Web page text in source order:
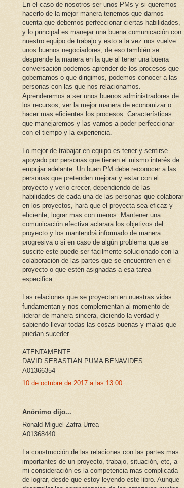
En el caso de nosotros ser unos PMs y si queremos
hacerlo de la mejor manera tenemos que darnos
cuenta que debemos perfeccionar ciertas habilidades,
y lo principal es manejar una buena comunicación con
nuestro equipo de trabajo y esto a la vez nos vuelve
unos buenos negociadores, de eso también se
desprende la manera en la que al tener una buena
conversación podemos aprender de los procesos que
gobernamos o que dirigimos, podemos conocer a las
personas con las que nos relacionamos.
Aprenderemos a ser unos buenos administradores de
los recursos, ver la mejor manera de economizar o
hacer mas eficientes los procesos. Características
que manejaremos y las vamos a poder perfeccionar
con el tiempo y la experiencia.
Lo mejor de trabajar en equipo es tener y sentirse
apoyado por personas que tienen el mismo interés de
empujar adelante. Un buen PM debe reconocer a las
personas que pretenden mejorar y estar con el
proyecto y verlo crecer, dependiendo de las
habilidades de cada una de las personas que colaborar
en los proyectos, hará que el proyecta sea eficaz y
eficiente, lograr mas con menos. Mantener una
comunicación efectiva aclarara los objetivos del
proyecto y los mantendrá informado de manera
progresiva o si en caso de algún problema que se
suscite este puede ser fácilmente solucionado con la
colaboración de las partes que se encuentren en el
proyecto o que estén asignadas a esa tarea
especifica.
Las relaciones que se proyectan en nuestras vidas
fundamentan y nos complementan al momento de
liderar de manera sincera, diciendo la verdad y
sabiendo llevar todas las cosas buenas y malas que
puedan suceder.
ATENTAMENTE
DAVID SEBASTIAN PUMA BENAVIDES
A01366354
10 de octubre de 2017 a las 13:00
Anónimo dijo...
Ronald Miguel Zafra Urrea
A01368440
La construcción de las relaciones con las partes mas
importantes de un proyecto, trabajo, situación, etc, a
mi consideración es la competencia mas complicada
de lograr, desde que estoy leyendo este libro. Aunque